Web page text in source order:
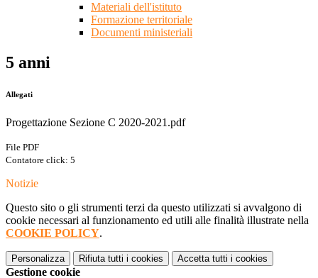
Materiali dell'istituto
Formazione territoriale
Documenti ministeriali
5 anni
Allegati
Progettazione Sezione C 2020-2021.pdf
File PDF
Contatore click: 5
Notizie
Questo sito o gli strumenti terzi da questo utilizzati si avvalgono di
cookie necessari al funzionamento ed utili alle finalità illustrate nella
COOKIE POLICY.
Personalizza Rifiuta tutti i cookies Accetta tutti i cookies
Gestione cookie